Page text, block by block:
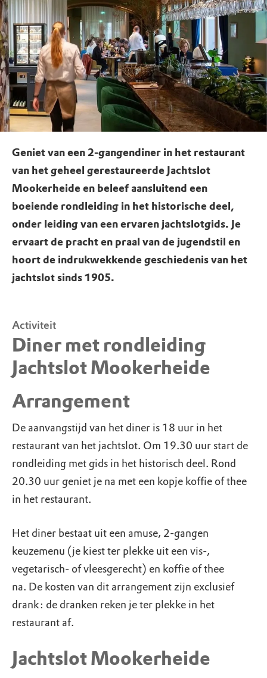
Geniet van een 2-gangendiner in het restaurant
van het geheel gerestaureerde Jachtslot
Mookerheide en beleef aansluitend een
boeiende rondleiding in het historische deel,
onder leiding van een ervaren jachtslotgids. Je
ervaart de pracht en praal van de jugendstil en
hoort de indrukwekkende geschiedenis van het
jachtslot sinds 1905.
Activiteit
Diner met rondleiding
Jachtslot Mookerheide
Arrangement
De aanvangstijd van het diner is 18 uur in het
restaurant van het jachtslot. Om 19.30 uur start de
rondleiding met gids in het historisch deel. Rond
20.30 uur geniet je na met een kopje koffie of thee
in het restaurant.
Het diner bestaat uit een amuse, 2-gangen
keuzemenu (je kiest ter plekke uit een vis-,
vegetarisch- of vleesgerecht) en koffie of thee
na. De kosten van dit arrangement zijn exclusief
drank: de dranken reken je ter plekke in het
restaurant af.
Jachtslot Mookerheide